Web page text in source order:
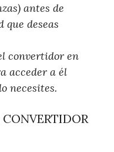
antes de
deseas
convertidor en
acceder a él
necesites.